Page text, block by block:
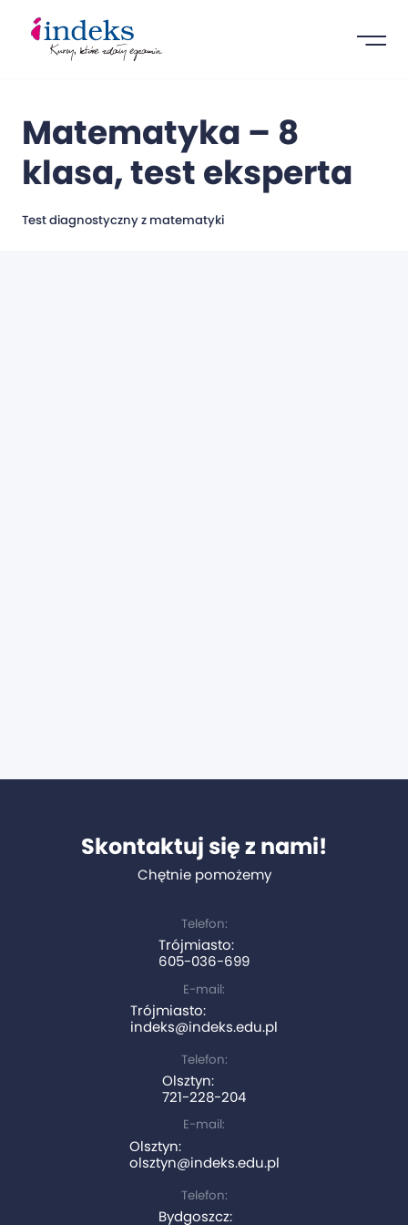
Matematyka – 8
klasa, test eksperta
Test diagnostyczny z matematyki
Skontaktuj się z nami!
Chętnie pomożemy
Telefon:
Trójmiasto:
605-036-699
E-mail:
Trójmiasto:
indeks@indeks.edu.pl
Telefon:
Olsztyn:
721-228-204
E-mail:
Olsztyn:
olsztyn@indeks.edu.pl
Telefon:
Bydgoszcz: